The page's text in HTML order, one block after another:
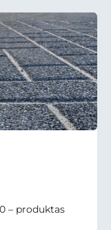
– produktas